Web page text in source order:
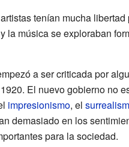
tenían mucha
la música se exploraban
a ser criticada por
El nuevo gobierno no
impresionismo, el
demasiado en los
para la sociedad.